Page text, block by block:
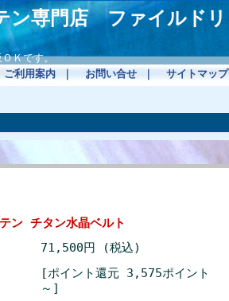
ン専門店 ファイルドリ
Ｋです。
ご利用案内 お問い合せ サイトマップ
ン チタン水晶ベルト
71,500円 (税込)
[ポイント還元 3,575ポイント
～]